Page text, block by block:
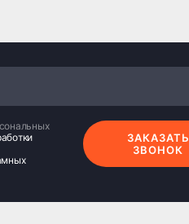
ЗАКАЗАТЬ
ЗВОНОК